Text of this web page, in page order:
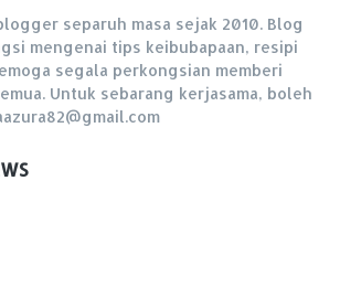
separuh masa sejak 2010. Blog
mengenai tips keibubapaan, resipi
segala perkongsian memberi
Untuk sebarang kerjasama, boleh